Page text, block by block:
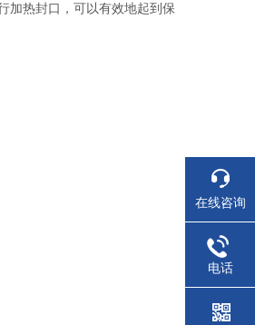
加热封口，可以有效地起到保
在线咨询
电话